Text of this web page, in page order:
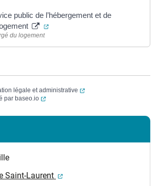
public de l’hébergement et de
(ouverture dans un nouvel
du logement
légale et administrative
(ouverture dans un
par baseo.io (ouverture dans un nouvel onglet)
complémentaires
Saint-Laurent
(ouverture dans un